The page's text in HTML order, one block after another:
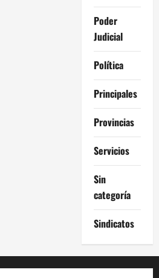
Poder
Judicial
Política
Principales
Provincias
Servicios
Sin
categoría
Sindicatos